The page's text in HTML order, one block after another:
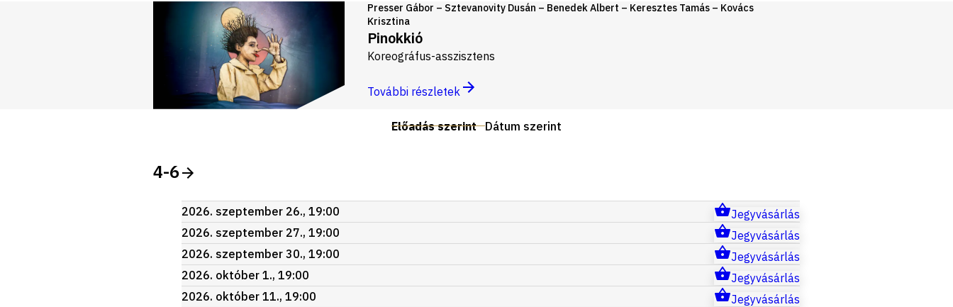
Presser Gábor – Sztevanovity Dusán – Benedek Albert – Keresztes Tamás – Kovács
Krisztina
Pinokkió
Koreográfus-asszisztens
További részletek
Előadás szerint Dátum szerint
4-6
2026. szeptember 26., 19:00
Jegyvásárlás
2026. szeptember 27., 19:00
Jegyvásárlás
2026. szeptember 30., 19:00
Jegyvásárlás
2026. október 1., 19:00
Jegyvásárlás
2026. október 11., 19:00
Jegyvásárlás